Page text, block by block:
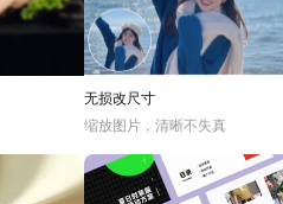
无损改尺寸
缩放图片，清晰不失真